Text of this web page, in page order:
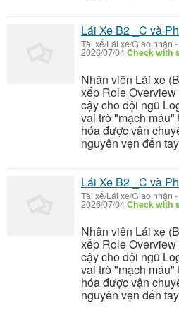
Lái Xe B2 _C và
Tài xế/Lái xe/Giao nhận -
2026/07/04Check with
Nhân viên Lái xe
xếp Role
cậy cho đội ngũ
vai trò "mạch
hóa được vận
nguyên vẹn đến
Lái Xe B2 _C và
Tài xế/Lái xe/Giao nhận -
2026/07/04Check with
Nhân viên Lái xe
xếp Role
cậy cho đội ngũ
vai trò "mạch
hóa được vận
nguyên vẹn đến